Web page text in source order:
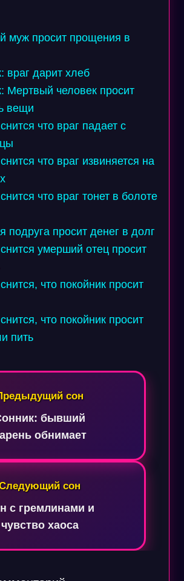
муж просит прощения в
враг дарит хлеб
Мертвый человек просит
вещи
что враг падает с
что враг извиняется на
что враг тонет в болоте
подруга просит денег в долг
умерший отец просит
что покойник просит
что покойник просит
пить
сон
бывший
обнимает
сон
с гремлинами и
чувство хаоса